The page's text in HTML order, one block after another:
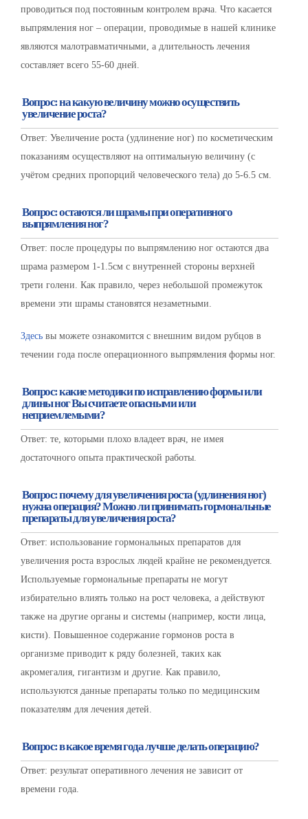
проводиться под постоянным контролем врача. Что касается
выпрямления ног – операции, проводимые в нашей клинике
являются малотравматичными, а длительность лечения
составляет всего 55-60 дней.
Вопрос: на какую величину можно осуществить
увеличение роста?
Ответ: Увеличение роста (удлинение ног) по косметическим
показаниям осуществляют на оптимальную величину (с
учётом средних пропорций человеческого тела) до 5-6.5 см.
Вопрос: остаются ли шрамы при оперативного
выпрямления ног?
Ответ: после процедуры по выпрямлению ног остаются два
шрама размером 1-1.5см с внутренней стороны верхней
трети голени. Как правило, через небольшой промежуток
времени эти шрамы становятся незаметными.
Здесь вы можете ознакомится с внешним видом рубцов в
течении года после операционного выпрямления формы ног.
Вопрос: какие методики по исправлению формы или
длины ног Вы считаете опасными или
неприемлемыми?
Ответ: те, которыми плохо владеет врач, не имея
достаточного опыта практической работы.
Вопрос: почему для увеличения роста (удлинения ног)
нужна операция? Можно ли принимать гормональные
препараты для увеличения роста?
Ответ: использование гормональных препаратов для
увеличения роста взрослых людей крайне не рекомендуется.
Используемые гормональные препараты не могут
избирательно влиять только на рост человека, а действуют
также на другие органы и системы (например, кости лица,
кисти). Повышенное содержание гормонов роста в
организме приводит к ряду болезней, таких как
акромегалия, гигантизм и другие. Как правило,
используются данные препараты только по медицинским
показателям для лечения детей.
Вопрос: в какое время года лучше делать операцию?
Ответ: результат оперативного лечения не зависит от
времени года.